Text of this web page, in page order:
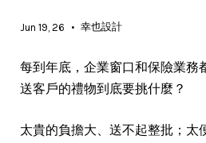
Jun 19, 26 • 幸也設計
每到年底，企業窗口和保險業務
送客戶的禮物到底要挑什麼？
太貴的負擔大、送不起整批；太